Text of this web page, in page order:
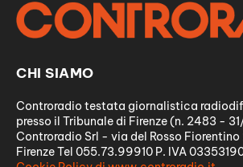
CHI SIAMO
Controradio testata giornalistica
presso il Tribunale di Firenze (n. 2483 -
Controradio Srl - via del Rosso
Firenze Tel 055.73.99910 P. IVA